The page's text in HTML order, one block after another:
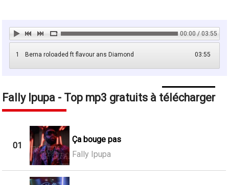
00:00 / 03:55
1 03:55
Berna roloaded ft flavour ans Diamond
Fally Ipupa - Top mp3 gratuits à télécharger
01
Ça bouge pas
Fally Ipupa